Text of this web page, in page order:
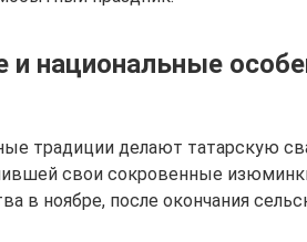
и национальные
традиции делают татарскую
свои сокровенные
в ноябре, после окончания